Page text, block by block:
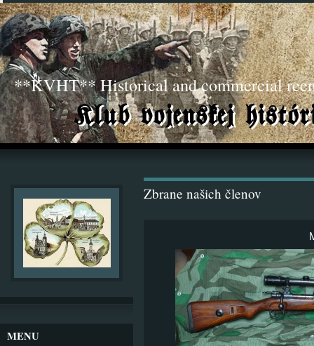
**KVHT** Historical and commercial
Zbrane našich členov
MENU